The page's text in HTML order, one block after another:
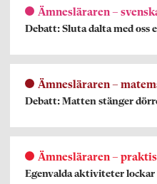
Ämnesläraren –
Debatt: Sluta dalta med oss
Ämnesläraren –
Debatt: Matten stänger
Ämnesläraren –
Egenvalda aktiviteter